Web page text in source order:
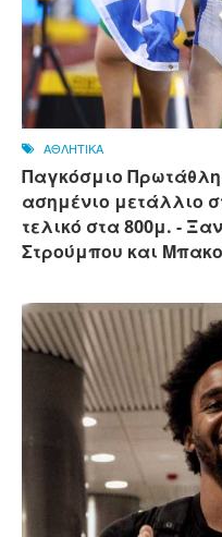
ΑΘΛΗΤΙΚΑ
Παγκόσμιο
ασημένιο μετάλλιο
τελικό στα 800μ. -
Στρούμπου και